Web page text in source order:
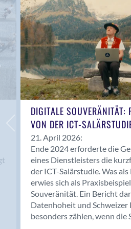
Anwil
Appenzell
Au SG
Baar
Baden
Balsthal
Balzers
Basel
Bassersdorf
Belp
Bendern
Benken (SG)
Bergdietikon
Berlin
Bern
Bern - Liebefeld
DIGITALE SOUVERÄNITÄT:
VON DER ICT-
21. April 2026:
Ende 2024 erforderte die
eines Dienstleisters die
der ICT-Salärstudie. Was
erwies sich als
Souveränität. Ein Bericht
Datenhoheit und
besonders zählen, wenn die